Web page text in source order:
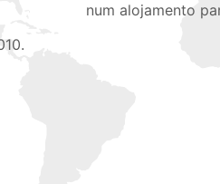
num alojamento